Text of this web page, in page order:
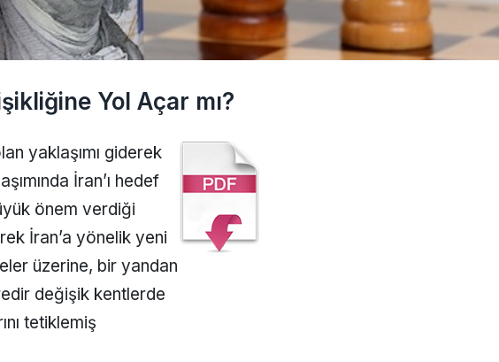
Yol Açar mı?
yaklaşımı giderek
İran’ı hedef
önem verdiği
İran’a yönelik yeni
üzerine, bir yandan
değişik kentlerde
tetiklemiş